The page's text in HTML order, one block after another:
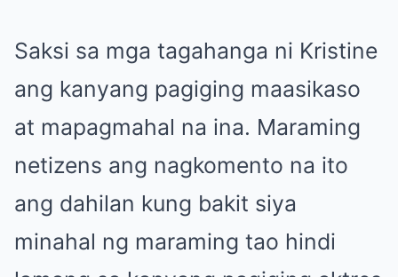
Saksi sa mga tagahanga ni Kristine
ang kanyang pagiging maasikaso
at mapagmahal na ina. Maraming
netizens ang nagkomento na ito
ang dahilan kung bakit siya
minahal ng maraming tao hindi